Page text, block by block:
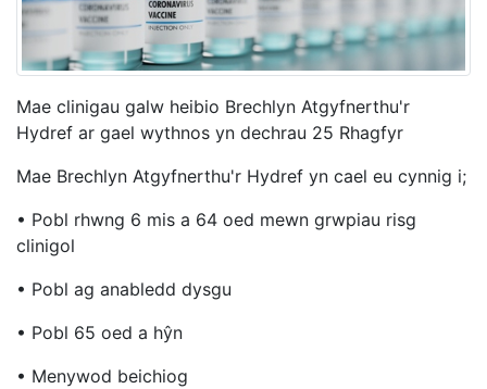
Mae clinigau galw heibio Brechlyn Atgyfnerthu'r
Hydref ar gael wythnos yn dechrau 25 Rhagfyr
Mae Brechlyn Atgyfnerthu'r Hydref yn cael eu cynnig i;
• Pobl rhwng 6 mis a 64 oed mewn grwpiau risg
clinigol
• Pobl ag anabledd dysgu
• Pobl 65 oed a hŷn
• Menywod beichiog